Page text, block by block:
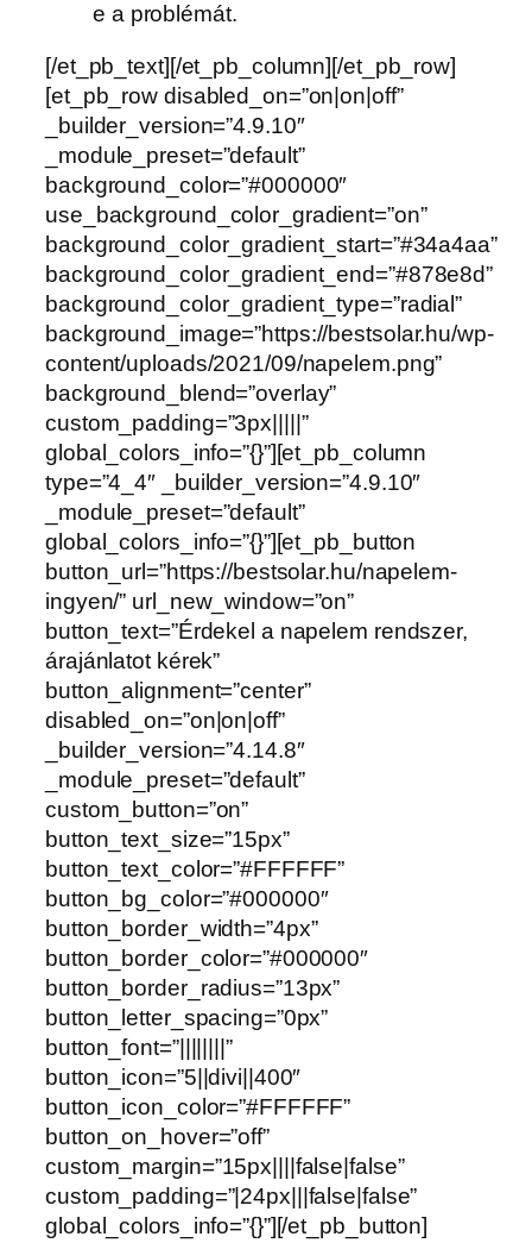
e a problémát.
[/et_pb_text][/et_pb_column][/et_pb_row]
[et_pb_row disabled_on=”on|on|off”
_builder_version=”4.9.10″
_module_preset=”default”
background_color=”#000000″
use_background_color_gradient=”on”
background_color_gradient_start=”#34a4aa”
background_color_gradient_end=”#878e8d”
background_color_gradient_type=”radial”
background_image=”https://bestsolar.hu/wp-
content/uploads/2021/09/napelem.png”
background_blend=”overlay”
custom_padding=”3px|||||”
global_colors_info=”{}”][et_pb_column
type=”4_4″ _builder_version=”4.9.10″
_module_preset=”default”
global_colors_info=”{}”][et_pb_button
button_url=”https://bestsolar.hu/napelem-
ingyen/” url_new_window=”on”
button_text=”Érdekel a napelem rendszer,
árajánlatot kérek”
button_alignment=”center”
disabled_on=”on|on|off”
_builder_version=”4.14.8″
_module_preset=”default”
custom_button=”on”
button_text_size=”15px”
button_text_color=”#FFFFFF”
button_bg_color=”#000000″
button_border_width=”4px”
button_border_color=”#000000″
button_border_radius=”13px”
button_letter_spacing=”0px”
button_font=”||||||||”
button_icon=”5||divi||400″
button_icon_color=”#FFFFFF”
button_on_hover=”off”
custom_margin=”15px||||false|false”
custom_padding=”|24px|||false|false”
global_colors_info=”{}”][/et_pb_button]